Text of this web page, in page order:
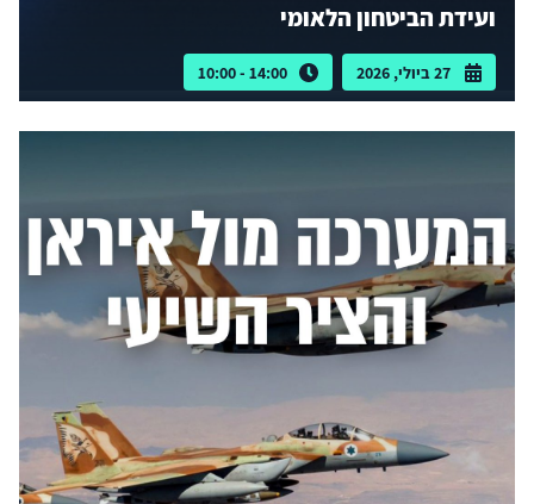
ועידת הביטחון הלאומי
27 ביולי, 2026 14:00 - 10:00